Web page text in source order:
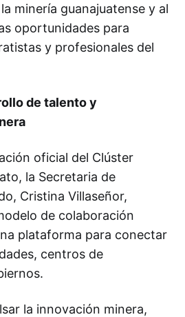
minería guanajuatense y al
oportunidades para
y profesionales del
de talento y
oficial del Clúster
la Secretaria de
Cristina Villaseñor,
de colaboración
plataforma para conectar
centros de
la innovación minera,